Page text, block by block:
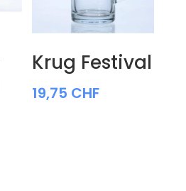
Krug Festival
19,75 CHF